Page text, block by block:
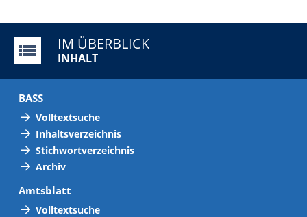
IM ÜBERBLICK
INHALT
BASS
Volltextsuche
Inhaltsverzeichnis
Stichwortverzeichnis
Archiv
Amtsblatt
Volltextsuche